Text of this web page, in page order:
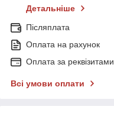
Детальніше
Післяплата
Оплата на рахунок
Оплата за реквізитами
Всі умови оплати